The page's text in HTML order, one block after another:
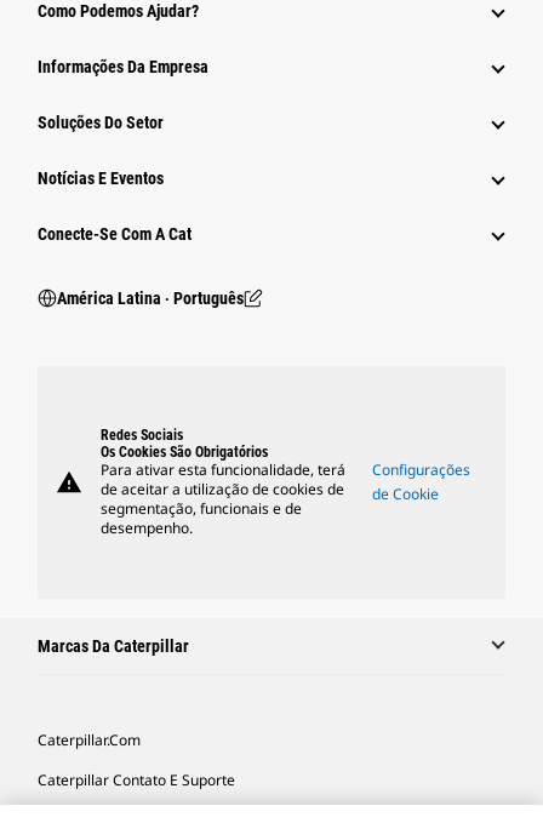
Como Podemos Ajudar?
Informações Da Empresa
Soluções Do Setor
Notícias E Eventos
Conecte-Se Com A Cat
América Latina ‧ Português
warning
Redes Sociais
Os Cookies São Obrigatórios
Para ativar esta funcionalidade, terá
de aceitar a utilização de cookies de
segmentação, funcionais e de
desempenho.
Configurações
de Cookie
Marcas Da Caterpillar
Caterpillar.com
Caterpillar Contato E Suporte